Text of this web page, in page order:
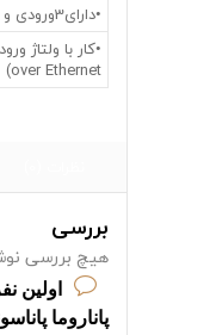
•دارای3ورودی و 2خروجی آلارم
over Ethernet)
بررسی
هیچ بررسی
اولین